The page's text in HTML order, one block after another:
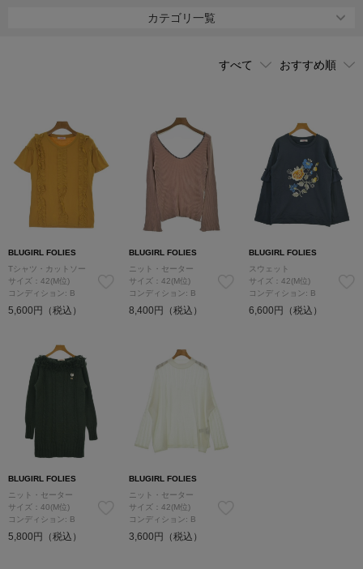
カテゴリ一覧
BLUGIRL FOLIES
Tシャツ・カットソー
サイズ：42(M位)
コンディション: B
5,600円（税込）
BLUGIRL FOLIES
ニット・セーター
サイズ：42(M位)
コンディション: B
8,400円（税込）
BLUGIRL FOLIES
スウェット
サイズ：42(M位)
コンディション: B
6,600円（税込）
BLUGIRL FOLIES
ニット・セーター
サイズ：40(M位)
コンディション: B
5,800円（税込）
BLUGIRL FOLIES
ニット・セーター
サイズ：42(M位)
コンディション: B
3,600円（税込）